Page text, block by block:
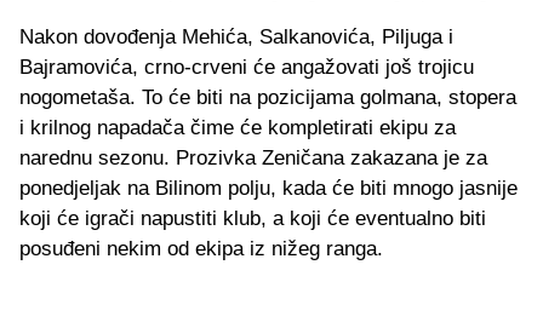
Nakon dovođenja Mehića, Salkanovića, Piljuga i
Bajramovića, crno-crveni će angažovati još trojicu
nogometaša. To će biti na pozicijama golmana, stopera
i krilnog napadača čime će kompletirati ekipu za
narednu sezonu. Prozivka Zeničana zakazana je za
ponedjeljak na Bilinom polju, kada će biti mnogo jasnije
koji će igrači napustiti klub, a koji će eventualno biti
posuđeni nekim od ekipa iz nižeg ranga.